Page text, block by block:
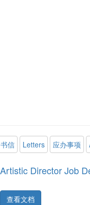
书信 Letters 应办事项
Artistic Director Job
查看文档